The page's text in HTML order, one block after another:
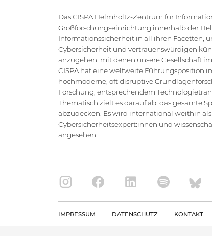
Das CISPA Helmholtz-Zentrum für
Großforschungseinrichtung innerhalb der
Informationssicherheit in all ihren Facetten,
Cybersicherheit und vertrauenswürdigen
anzugehen, mit denen unsere Gesellschaft
CISPA hat eine weltweite Führungsposition
hochmoderne, oft disruptive
Forschung, entsprechendem
Thematisch zielt es darauf ab, das gesamte
abzudecken. Es wird international weithin
Cybersicherheitsexpert:innen und
angesehen.
IMPRESSUM DATENSCHUTZ KONTAKT